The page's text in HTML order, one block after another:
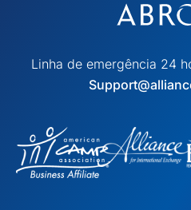
Linha de emergência 24